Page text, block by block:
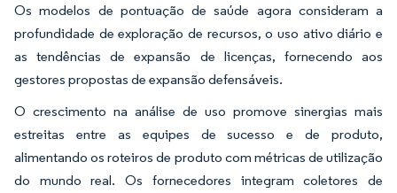
Os modelos de pontuação de saúde agora consideram a
profundidade de exploração de recursos, o uso ativo diário e
as tendências de expansão de licenças, fornecendo aos
gestores propostas de expansão defensáveis.
O crescimento na análise de uso promove sinergias mais
estreitas entre as equipes de sucesso e de produto,
alimentando os roteiros de produto com métricas de utilização
do mundo real. Os fornecedores integram coletores de